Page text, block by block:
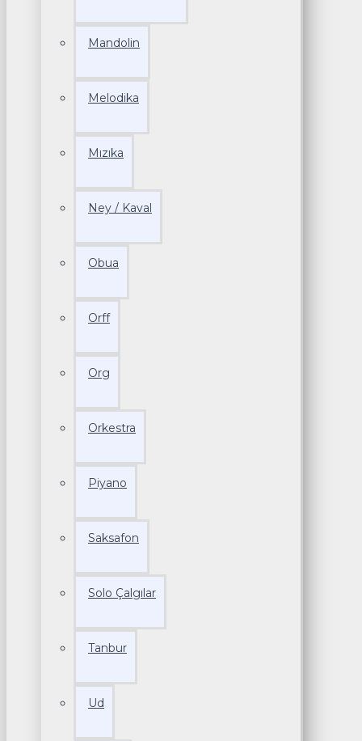
Mandolin
Melodika
Mızıka
Ney / Kaval
Obua
Orff
Org
Orkestra
Piyano
Saksafon
Solo Çalgılar
Tanbur
Ud